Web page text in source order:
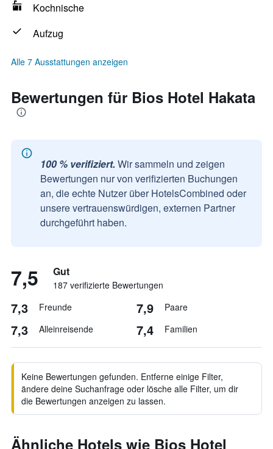
Kochnische
Aufzug
Alle 7 Ausstattungen anzeigen
Bewertungen für Bios Hotel Hakata
100 % verifiziert. Wir sammeln und zeigen
Bewertungen nur von verifizierten Buchungen
an, die echte Nutzer über HotelsCombined oder
unsere vertrauenswürdigen, externen Partner
durchgeführt haben.
7,5 Gut
187 verifizierte Bewertungen
7,3 Freunde 7,9 Paare
7,3 Alleinreisende 7,4 Familien
Keine Bewertungen gefunden. Entferne einige Filter,
ändere deine Suchanfrage oder lösche alle Filter, um dir
die Bewertungen anzeigen zu lassen.
Ähnliche Hotels wie Bios Hotel